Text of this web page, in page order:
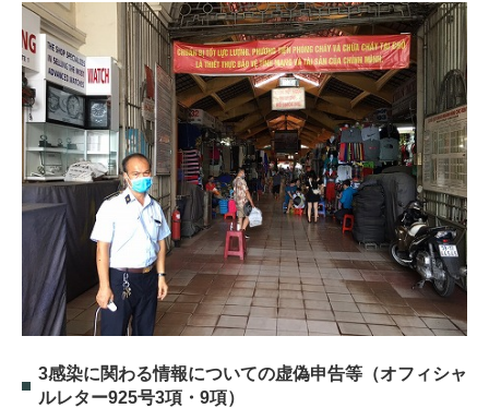
3感染に関わる情報についての虚偽申告等（オフィシャ
ルレター925号3項・9項）